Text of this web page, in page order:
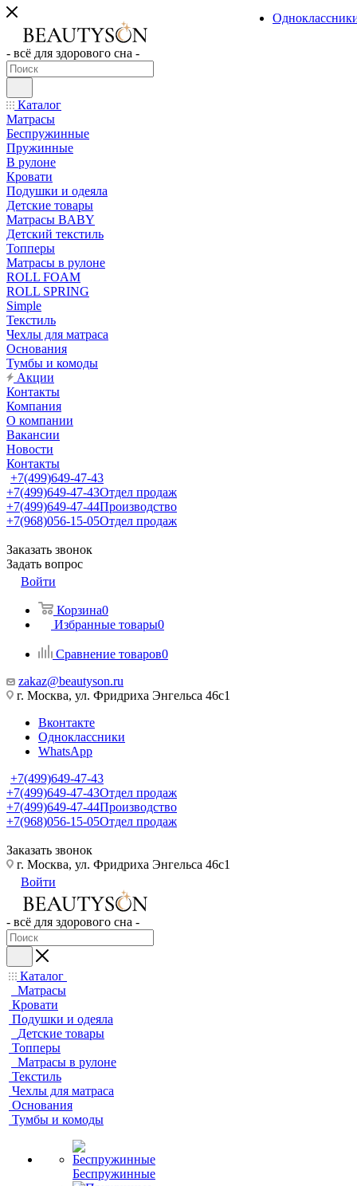
- всё для здорового сна -
Каталог
Матрасы
Беспружинные
Пружинные
В рулоне
Кровати
Подушки и одеяла
Детские товары
Матрасы BABY
Детский текстиль
Топперы
Матрасы в рулоне
ROLL FOAM
ROLL SPRING
Simple
Текстиль
Чехлы для матраса
Основания
Тумбы и комоды
Акции
Контакты
Компания
О компании
Вакансии
Новости
Контакты
+7(499)649-47-43
+7(499)649-47-43Отдел продаж
+7(499)649-47-44Производство
+7(968)056-15-05Отдел продаж
Заказать звонок
Задать вопрос
Войти
Корзина0
Избранные товары0
Сравнение товаров0
zakaz@beautyson.ru
г. Москва, ул. Фридриха Энгельса 46с1
Вконтакте
Одноклассники
WhatsApp
+7(499)649-47-43
+7(499)649-47-43Отдел продаж
+7(499)649-47-44Производство
+7(968)056-15-05Отдел продаж
Заказать звонок
г. Москва, ул. Фридриха Энгельса 46с1
Войти
- всё для здорового сна -
Каталог
Матрасы
Кровати
Подушки и одеяла
Детские товары
Топперы
Матрасы в рулоне
Текстиль
Чехлы для матраса
Основания
Тумбы и комоды
Беспружинные